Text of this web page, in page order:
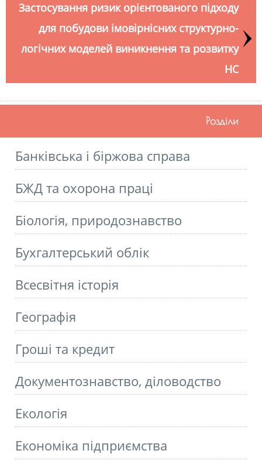
Застосування ризик орієнтованого підходу
для побудови імовірнісних структурно-
логічних моделей виникнення та розвитку
НС
Розділи
Банківська і біржова справа
БЖД та охорона праці
Біологія, природознавство
Бухгалтерський облік
Всесвітня історія
Географія
Гроші та кредит
Документознавство, діловодство
Екологія
Економіка підприємства